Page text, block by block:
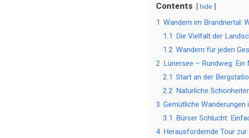
Contents hide
1 Wandern im Brandnertal:
1.1 Die Vielfalt der
1.2 Wandern für jeden
2 Lünersee – Rundweg:
2.1 Start an der
2.2 Natürliche
3 Gemütliche
3.1 Bürser Schlucht:
4 Herausfordernde Tour zur